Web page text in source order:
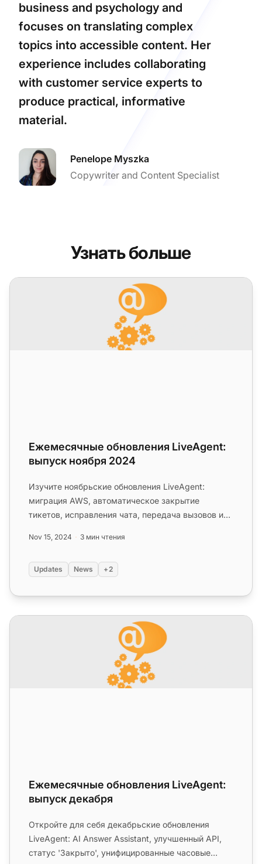
business and psychology and
focuses on translating complex
topics into accessible content. Her
experience includes collaborating
with customer service experts to
produce practical, informative
material.
Penelope Myszka
Copywriter and Content Specialist
Узнать больше
Ежемесячные обновления LiveAgent: выпуск ноября
Ежемесячные обновления LiveAgent:
выпуск ноября 2024
Изучите ноябрьские обновления LiveAgent:
миграция AWS, автоматическое закрытие
тикетов, исправления чата, передача вызовов и
Nov 15, 2024 3 мин чтения
Updates News +2
Ежемесячные обновления LiveAgent: выпуск декабря
Ежемесячные обновления LiveAgent:
выпуск декабря
Откройте для себя декабрьские обновления
LiveAgent: AI Answer Assistant, улучшенный API,
статус 'Закрыто', унифицированные часовые